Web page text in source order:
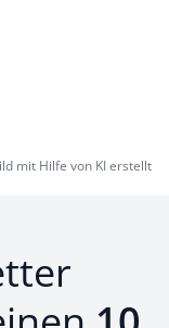
mit Hilfe von KI erstellt